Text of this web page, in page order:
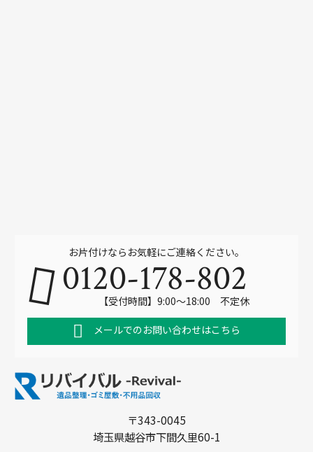
〒343-0045
埼玉県越谷市下間久里60-1
お片付けならお気軽にご連絡ください。
0120-178-802
【受付時間】9:00～18:00 不定休
メールでのお問い合わせはこちら